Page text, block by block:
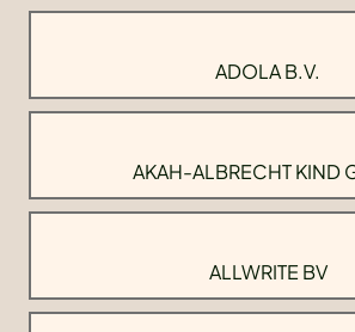
ADOLA B.V.
AKAH-ALBRECHT KIND
ALLWRITE BV